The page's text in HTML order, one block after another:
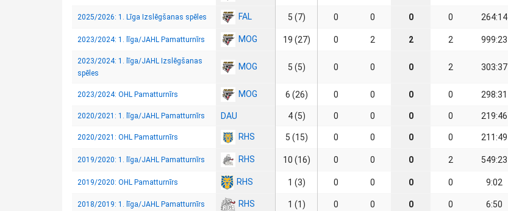
2025/2026: 1. Līga Izslēgšanas spēles FAL 5 (7) 0 0 0 0 264:14
2023/2024: 1. līga/JAHL Pamatturnīrs MOG 19 (27) 0 2 2 2 999:23
2023/2024: 1. līga/JAHL Izslēgšanas
spēles
MOG 5 (5) 0 0 0 2 303:37
2023/2024: OHL Pamatturnīrs MOG 6 (26) 0 0 0 0 298:31
2020/2021: 1. līga/JAHL Pamatturnīrs DAU 4 (5) 0 0 0 0 219:46
2020/2021: OHL Pamatturnīrs RHS 5 (15) 0 0 0 0 211:49
2019/2020: 1. līga/JAHL Pamatturnīrs RHS 10 (16) 0 0 0 2 549:23
2019/2020: OHL Pamatturnīrs RHS 1 (3) 0 0 0 0 9:02
2018/2019: 1. līga/JAHL Pamatturnīrs RHS 1 (1) 0 0 0 0 6:50